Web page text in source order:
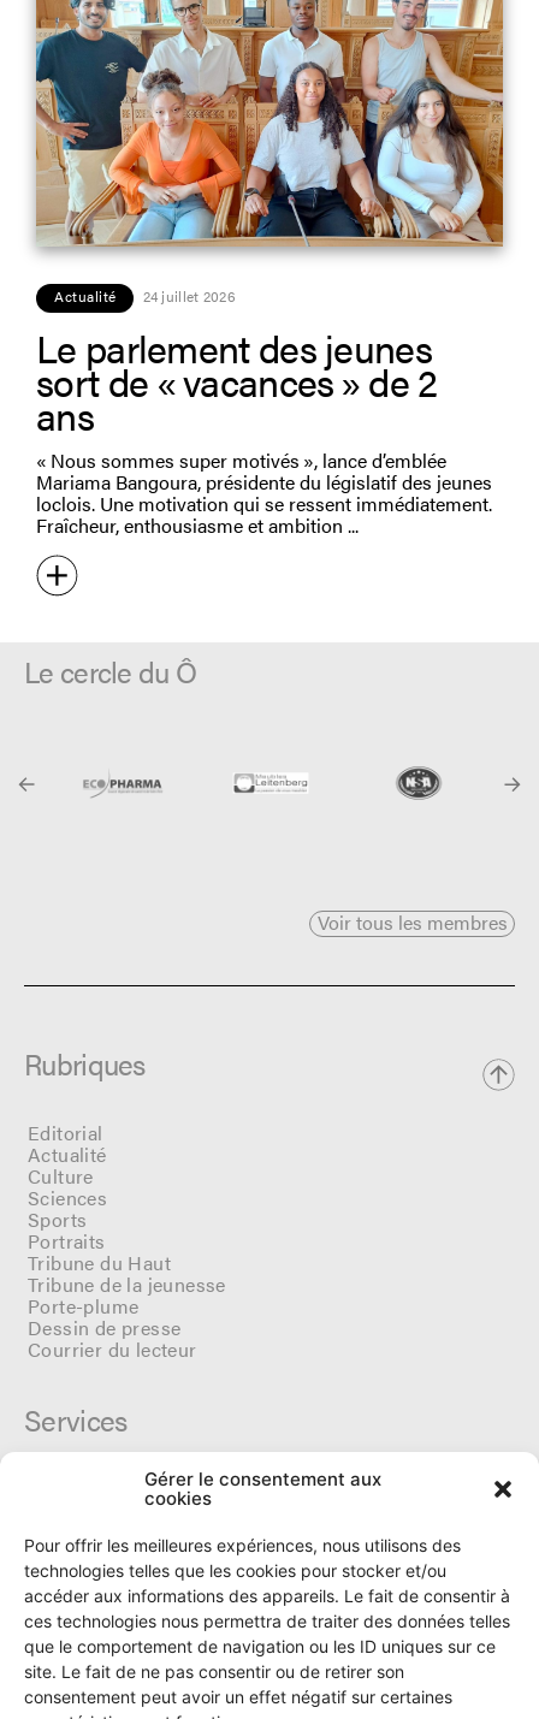
Gérer le consentement aux
cookies
Pour offrir les meilleures expériences, nous utilisons des
technologies telles que les cookies pour stocker et/ou
accéder aux informations des appareils. Le fait de consentir à
ces technologies nous permettra de traiter des données telles
que le comportement de navigation ou les ID uniques sur ce
site. Le fait de ne pas consentir ou de retirer son
consentement peut avoir un effet négatif sur certaines
Actualité 24 juillet 2026
Le parlement des jeunes
sort de « vacances » de 2
ans
« Nous sommes super motivés », lance d’emblée
Mariama Bangoura, présidente du législatif des jeunes
loclois. Une motivation qui se ressent immédiatement.
Fraîcheur, enthousiasme et ambition
Le cercle du Ô
Voir tous les membres
Rubriques
Editorial
Actualité
Culture
Sciences
Sports
Portraits
Tribune du Haut
Tribune de la jeunesse
Porte-plume
Dessin de presse
Courrier du lecteur
Services
Archives
Tarifs et dates de parutions
Politique de cookies
Politique de confidentialité
Le Ô